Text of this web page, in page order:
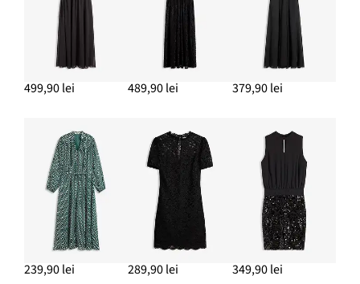
499,90 lei 489,90 lei 379,90 lei
239,90 lei 289,90 lei 349,90 lei